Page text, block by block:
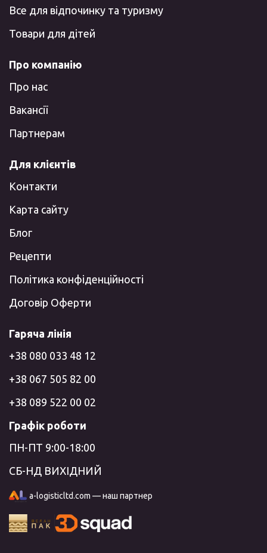
Все для відпочинку та туризму
Товари для дітей
Про компанію
Про нас
Вакансії
Партнерам
Для клієнтів
Контакти
Карта сайту
Блог
Рецепти
Політика конфіденційності
Договір Оферти
Гаряча лінія
+38 080 033 48 12
+38 067 505 82 00
+38 089 522 00 02
Графік роботи
ПН-ПТ 9:00-18:00
СБ-НД ВИХІДНИЙ
a-logisticltd.com — наш партнер